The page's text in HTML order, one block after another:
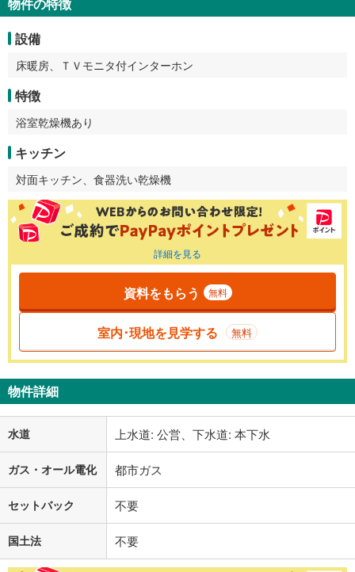
物件の特徴
設備
床暖房、ＴＶモニタ付インターホン
特徴
浴室乾燥機あり
キッチン
対面キッチン、食器洗い乾燥機
詳細を見る
資料をもらう 無料
室内･現地を見学する 無料
物件詳細
水道 上水道: 公営、下水道: 本下水
ガス・オール電化 都市ガス
セットバック 不要
国土法 不要